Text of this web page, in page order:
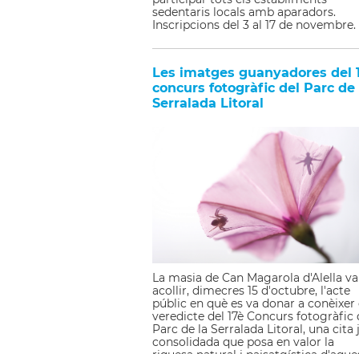
sedentaris locals amb aparadors.
Inscripcions del 3 al 17 de novembre.
Les imatges guanyadores del
concurs fotogràfic del Parc de
Serralada Litoral
La masia de Can Magarola d'Alella va
acollir, dimecres 15 d'octubre, l'acte
públic en què es va donar a conèixer
veredicte del 17è Concurs fotogràfic
Parc de la Serralada Litoral, una cita
consolidada que posa en valor la